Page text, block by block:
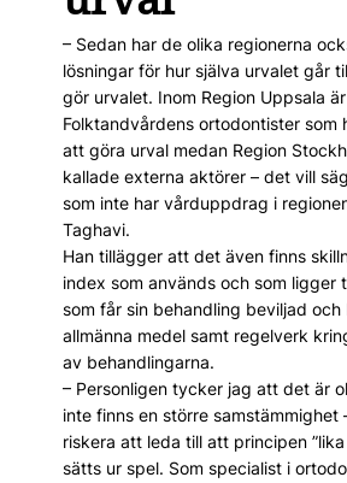
– Sedan har de olika regionerna
lösningar för hur själva urvalet går
gör urvalet. Inom Region Uppsala
Folktandvårdens ortodontister som
att göra urval medan Region
kallade externa aktörer – det vill
som inte har vårduppdrag i
Taghavi.
Han tillägger att det även finns
index som används och som ligger
som får sin behandling beviljad
allmänna medel samt regelverk
av behandlingarna.
– Personligen tycker jag att det är
inte finns en större samstämmighet
riskera att leda till att principen
sätts ur spel. Som specialist i